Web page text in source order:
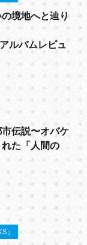
境地へと辿り
ルバムレビュ
伝説〜オバケ
た「人間の
』